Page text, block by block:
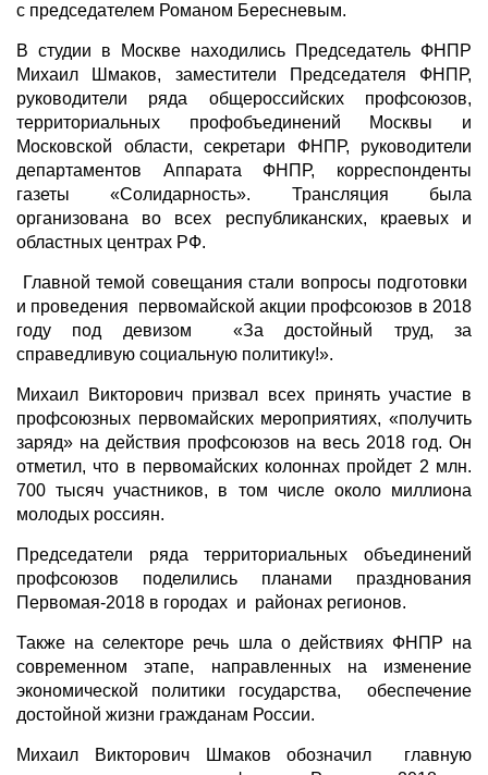
с председателем Романом Бересневым.
В студии в Москве находились Председатель ФНПР
Михаил Шмаков, заместители Председателя ФНПР,
руководители ряда общероссийских профсоюзов,
территориальных профобъединений Москвы и
Московской области, секретари ФНПР, руководители
департаментов Аппарата ФНПР, корреспонденты
газеты «Солидарность». Трансляция была
организована во всех республиканских, краевых и
областных центрах РФ.
Главной темой совещания стали вопросы подготовки
и проведения первомайской акции профсоюзов в 2018
году под девизом «За достойный труд, за
справедливую социальную политику!».
Михаил Викторович призвал всех принять участие в
профсоюзных первомайских мероприятиях, «получить
заряд» на действия профсоюзов на весь 2018 год. Он
отметил, что в первомайских колоннах пройдет 2 млн.
700 тысяч участников, в том числе около миллиона
молодых россиян.
Председатели ряда территориальных объединений
профсоюзов поделились планами празднования
Первомая-2018 в городах и районах регионов.
Также на селекторе речь шла о действиях ФНПР на
современном этапе, направленных на изменение
экономической политики государства, обеспечение
достойной жизни гражданам России.
Михаил Викторович Шмаков обозначил главную